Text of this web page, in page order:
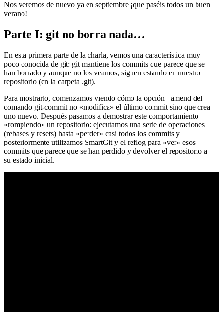
Nos veremos de nuevo ya en septiembre ¡que paséis todos un buen
verano!
Parte I: git no borra nada…
En esta primera parte de la charla, vemos una característica muy
poco conocida de git: git mantiene los commits que parece que se
han borrado y aunque no los veamos, siguen estando en nuestro
repositorio (en la carpeta .git).
Para mostrarlo, comenzamos viendo cómo la opción –amend del
comando git-commit no «modifica» el último commit sino que crea
uno nuevo. Después pasamos a demostrar este comportamiento
«rompiendo» un repositorio: ejecutamos una serie de operaciones
(rebases y resets) hasta «perder» casi todos los commits y
posteriormente utilizamos SmartGit y el reflog para «ver» esos
commits que parece que se han perdido y devolver el repositorio a
su estado inicial.